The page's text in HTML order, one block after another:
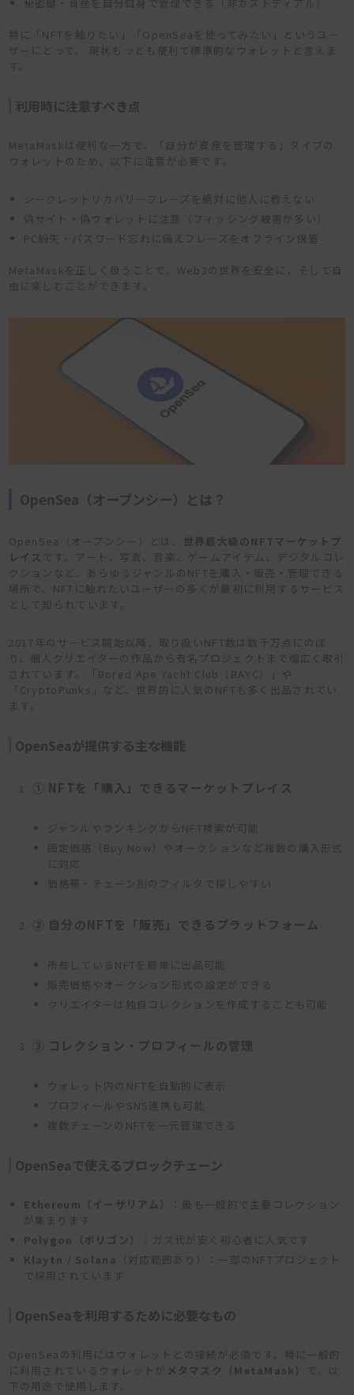
特に「NFTを触りたい」「OpenSeaを使ってみたい」というユー
ザーにとって、 現状もっとも便利で標準的なウォレットと言えま
す。
利用時に注意すべき点
MetaMaskは便利な一方で、「自分が資産を管理する」タイプの
ウォレットのため、以下に注意が必要です。
シークレットリカバリーフレーズを絶対に他人に教えない
偽サイト・偽ウォレットに注意（フィッシング被害が多い）
PC紛失・パスワード忘れに備えフレーズをオフライン保管
MetaMaskを正しく扱うことで、Web3の世界を安全に、そして自
由に楽しむことができます。
OpenSea（オープンシー）とは？
OpenSea（オープンシー）とは、 世界最大級のNFTマーケットプ
レイス です。アート、写真、音楽、ゲームアイテム、デジタルコレ
クションなど、あらゆるジャンルのNFTを購入・販売・管理できる
場所で、NFTに触れたいユーザーの多くが最初に利用するサービス
として知られています。
2017年のサービス開始以降、取り扱いNFT数は数千万点にのぼ
り、個人クリエイターの作品から有名プロジェクトまで幅広く取引
されています。「Bored Ape Yacht Club（BAYC）」や
「CryptoPunks」など、世界的に人気のNFTも多く出品されてい
ます。
OpenSeaが提供する主な機能
① NFTを「購入」できるマーケットプレイス
ジャンルやランキングからNFT検索が可能
固定価格（Buy Now）やオークションなど複数の購入形式
に対応
価格帯・チェーン別のフィルタで探しやすい
② 自分のNFTを「販売」できるプラットフォーム
所有しているNFTを簡単に出品可能
販売価格やオークション形式の設定ができる
クリエイターは独自コレクションを作成することも可能
③ コレクション・プロフィールの管理
ウォレット内のNFTを自動的に表示
プロフィールやSNS連携も可能
複数チェーンのNFTを一元管理できる
OpenSeaで使えるブロックチェーン
Ethereum（イーサリアム）
：最も一般的で主要コレクション
が集まります
Polygon（ポリゴン）
：ガス代が安く初心者に人気です
Klaytn / Solana （対応範囲あり）：一部のNFTプロジェクト
で採用されています
OpenSeaを利用するために必要なもの
OpenSeaの利用にはウォレットとの接続が必須です。特に一般的
に利用されているウォレットが メタマスク（MetaMask）
で、以
下の用途で使用します。